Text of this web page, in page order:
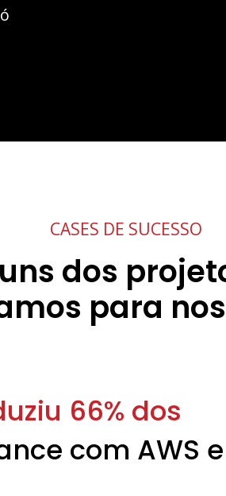
CASES DE SUCESSO
dos
para
66% dos
com AWS e